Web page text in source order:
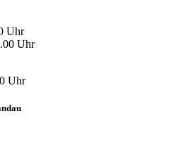
Uhr
Uhr
Uhr